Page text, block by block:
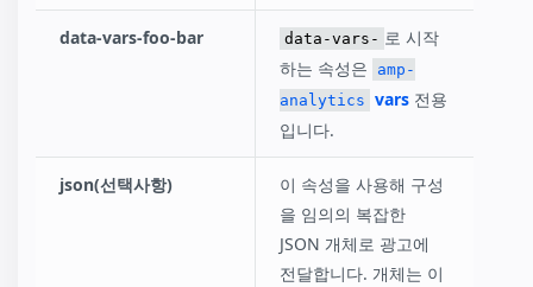
data-vars-foo-bar data-vars- 로 시작
하는 속성은
amp-
analytics vars 전용
입니다.
json(선택사항)
이 속성을 사용해 구성
을 임의의 복잡한
JSON 개체로 광고에
전달합니다. 개체는 이